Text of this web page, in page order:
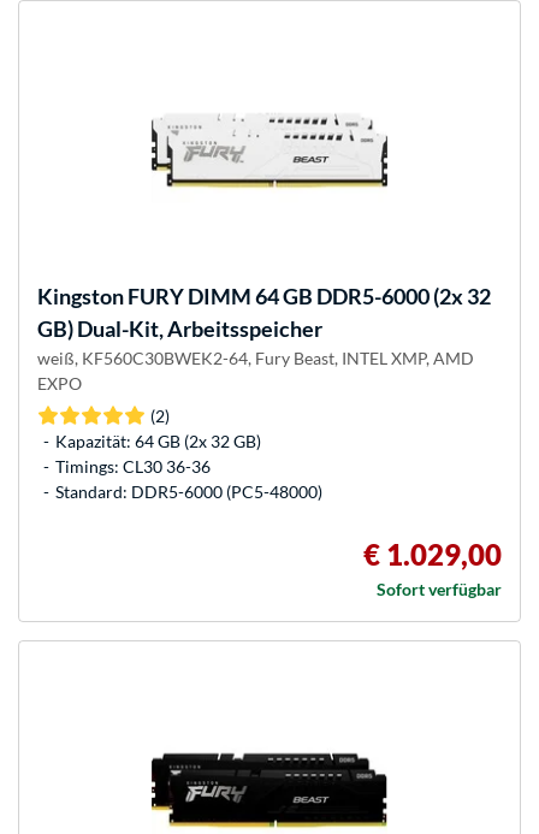
Kingston FURYDIMM 64 GB DDR5-6000 (2x 32
GB) Dual-Kit, Arbeitsspeicher
weiß, KF560C30BWEK2-64, Fury Beast, INTEL XMP, AMD
EXPO
(2)
Kapazität: 64 GB (2x 32 GB)
Timings: CL30 36-36
Standard: DDR5-6000 (PC5-48000)
€ 1.029,00
Sofort verfügbar